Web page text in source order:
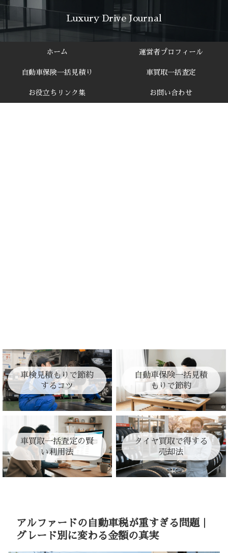
Luxury Drive Journal
ホーム 運営者プロフィール
自動車保険一括見積り 車買取一括査定
お役立ちリンク集 お問い合わせ
車検見積もりで節約
するコツ
自動車保険一括見積
もりで節約
車買取一括査定の賢
い利用法
タイヤ買取で得する
売却法
アルファードの自動車税が重すぎる問題｜
グレード別に変わる金額の真実